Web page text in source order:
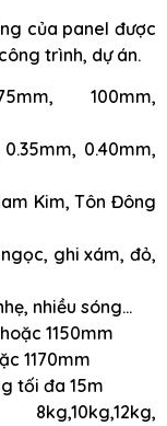
của panel được
trình, dự án.
100mm,
0.40mm,
Kim, Tôn Đông
ghi xám, đỏ,
nhiều sóng…
1150mm
1170mm
tối đa 15m